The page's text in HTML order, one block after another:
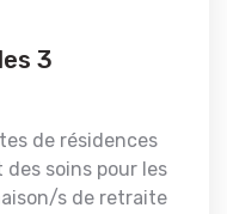
3
de résidences
soins pour les
s de retraite